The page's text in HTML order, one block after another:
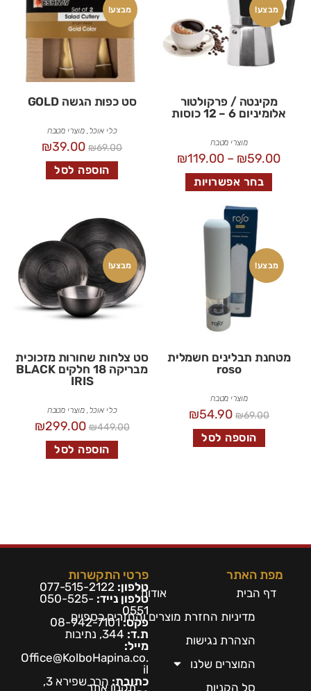
מבצע!
מקינטה / פרקולטור
אלומיניום 6 – 12 כוסות
מוצרי מטבח
₪59.00
–
₪119.00
בחר אפשרויות
מבצע!
סט כפות הגשה GOLD
כלי אוכל ,מוצרי מטבח
₪69.00
₪39.00
הוספה לסל
מבצע!
מטחנת תבלינים חשמלית
roso
מוצרי מטבח
₪69.00
₪54.90
הוספה לסל
מבצע!
סט צלחות שחורות מזכוכית
מבריקה 18 חלקים BLACK
IRIS
כלי אוכל,מוצרי מטבח
₪449.00
₪299.00
הוספה לסל
מפת האתר
דף הבית
אודות
מדיניות החזרת מוצרים והחזרים כספיים
הצהרת נגישות
המוצרים שלנו
סל הקניות
תקנון אתר
פרטי התקשרות
טלפון: 077-515-2122
טלפון נייד: 050-525-
0551
פקס:08-942-7101
ת.ד:
מייל:
Office@KolboHapina.co.
il
כתובת:
הרב שפירא 3,